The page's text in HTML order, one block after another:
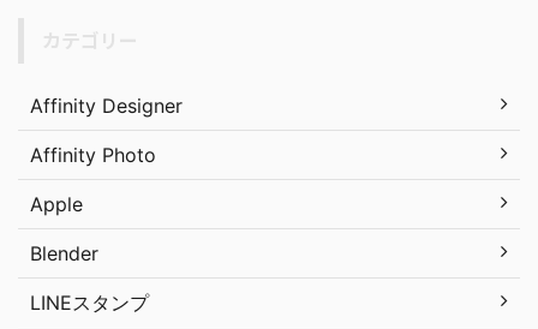
Affinity Designer
Affinity Photo
Apple
Blender
LINEスタンプ